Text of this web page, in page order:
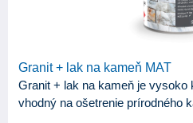
Granit + lak na kameň MAT
Granit + lak na kameň je vysoko
vhodný na ošetrenie prírodného